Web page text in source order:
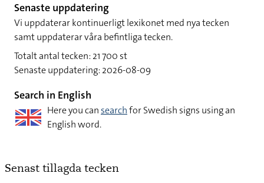
Senaste uppdatering
Vi uppdaterar kontinuerligt lexikonet med nya tecken
samt uppdaterar våra befintliga tecken.
Totalt antal tecken: 21 700 st
Senaste uppdatering: 2026-08-09
Search in English
Here you can searchfor Swedish signs using an
English word.
Senast tillagda tecken